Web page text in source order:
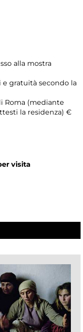
alla mostra
e gratuità secondo la
Roma (mediante
la residenza) €
visita